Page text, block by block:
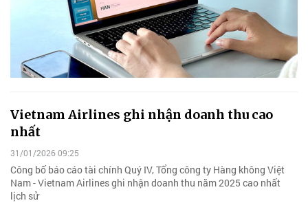
Vietnam Airlines ghi nhận doanh thu cao
nhất
31/01/2026 09:25
Công bố báo cáo tài chính Quý IV, Tổng công ty Hàng không Việt
Nam - Vietnam Airlines ghi nhận doanh thu năm 2025 cao nhất
lịch sử